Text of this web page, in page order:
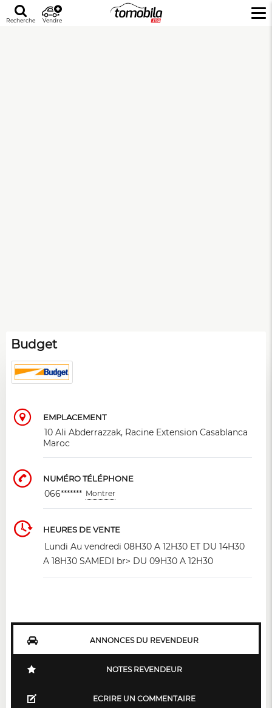
Recherche Vendre
Budget
EMPLACEMENT
10 Ali Abderrazzak, Racine Extension Casablanca
Maroc
NUMÉRO TÉLÉPHONE
066******* Montrer
HEURES DE VENTE
Lundi Au vendredi 08H30 A 12H30 ET DU 14H30
A 18H30 SAMEDI br> DU 09H30 A 12H30
ANNONCES DU REVENDEUR
NOTES REVENDEUR
ECRIRE UN COMMENTAIRE